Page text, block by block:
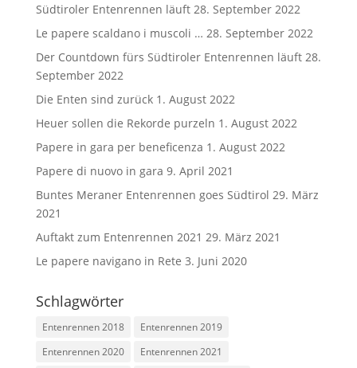
Südtiroler Entenrennen läuft 28. September 2022
Le papere scaldano i muscoli … 28. September 2022
Der Countdown fürs Südtiroler Entenrennen läuft 28.
September 2022
Die Enten sind zurück 1. August 2022
Heuer sollen die Rekorde purzeln 1. August 2022
Papere in gara per beneficenza 1. August 2022
Papere di nuovo in gara 9. April 2021
Buntes Meraner Entenrennen goes Südtirol 29. März
2021
Auftakt zum Entenrennen 2021 29. März 2021
Le papere navigano in Rete 3. Juni 2020
Schlagwörter
Entenrennen 2018
Entenrennen 2019
Entenrennen 2020
Entenrennen 2021